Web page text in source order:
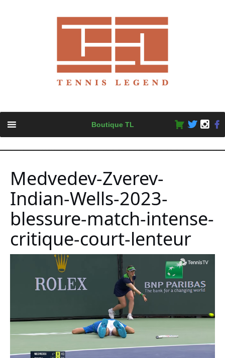
content
Boutique TL
Medvedev-Zverev-
Indian-Wells-2023-
blessure-match-intense-
critique-court-lenteur